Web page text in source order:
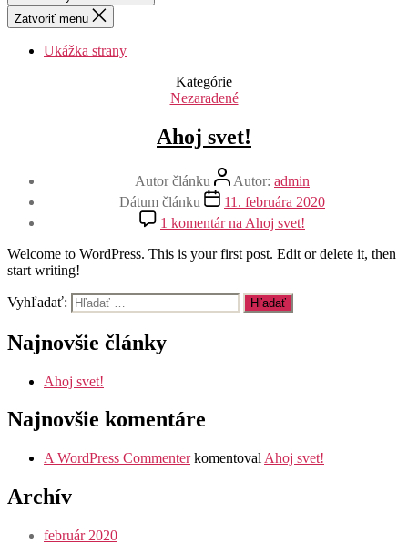
Zatvoriť menu
Ukážka strany
Kategórie
Nezaradené
Ahoj svet!
Autor článku Autor: admin
Dátum článku
11. februára 2020
1 komentárna Ahoj svet!
Welcome to WordPress. This is your first post. Edit or delete it, then
start writing!
Vyhľadať:
Najnovšie články
Ahoj svet!
Najnovšie komentáre
A WordPress Commenterkomentoval Ahoj svet!
Archív
február 2020